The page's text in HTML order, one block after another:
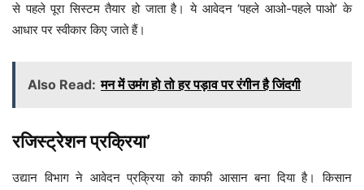
से पहले पूरा सिस्टम तैयार हो जाता है। ये आवेदन ‘पहले आओ-पहले पाओ’ के
आधार पर स्वीकार किए जाते हैं।
Also Read: मन में उमंग हो तो हर पड़ाव पर रंगीन है जिंदगी
रजिस्ट्रेशन प्रक्रिया’
उद्यान विभाग ने आवेदन प्रक्रिया को काफी आसान बना दिया है। किसान